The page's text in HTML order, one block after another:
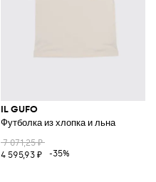
IL GUFO
Футболка из хлопка и льна
7 071,25 ₽
4 595,93 ₽
-35%